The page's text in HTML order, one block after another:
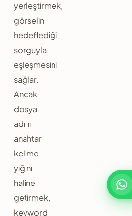
yerleştirmek,
görselin
hedeflediği
sorguyla
eşleşmesini
sağlar.
Ancak
dosya
adını
anahtar
kelime
yığını
haline
getirmek,
keyword